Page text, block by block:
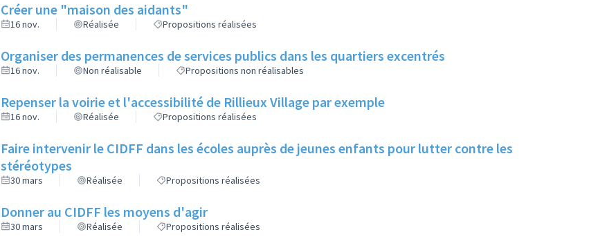
Créer une "maison des aidants"
16 nov. Réalisée Propositions réalisées
Organiser des permanences de services publics dans les quartiers excentrés
16 nov. Non réalisable Propositions non réalisables
Repenser la voirie et l'accessibilité de Rillieux Village par exemple
16 nov. Réalisée Propositions réalisées
Faire intervenir le CIDFF dans les écoles auprès de jeunes enfants pour lutter contre les
stéréotypes
30 mars Réalisée Propositions réalisées
Donner au CIDFF les moyens d'agir
30 mars Réalisée Propositions réalisées